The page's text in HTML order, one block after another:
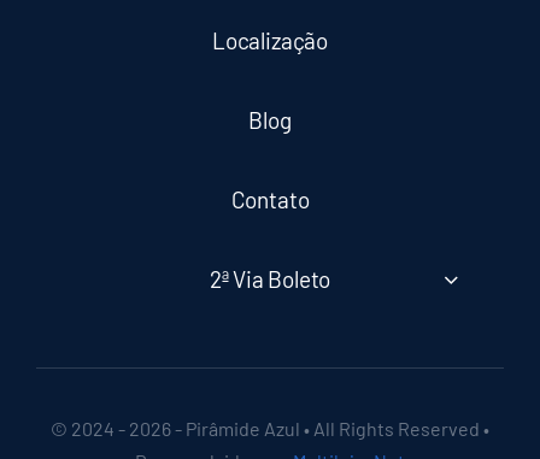
Localização
Blog
Contato
2ª Via Boleto
© 2024 - 2026 - Pirâmide Azul • All Rights Reserved •